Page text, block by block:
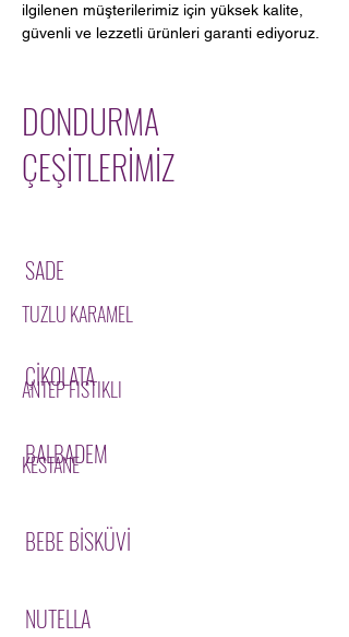
ilgilenen müşterilerimiz için yüksek kalite,
güvenli ve lezzetli ürünleri garanti ediyoruz.
DONDURMA
ÇEŞİTLERİMİZ
SADE
ÇİKOLATA
BALBADEM
TUZLU KARAMEL
ANTEP FISTIKLI
KESTANE
BEBE BİSKÜVİ
NUTELLA